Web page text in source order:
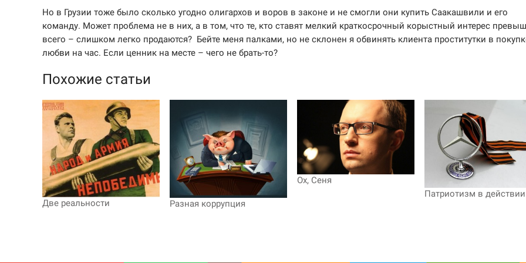
Но в Грузии тоже было сколько угодно олигархов и воров в законе и не смогли они купить Саакашвили и его
команду. Может проблема не в них, а в том, что те, кто ставят мелкий краткосрочный корыстный интерес
всего – слишком легко продаются? Бейте меня палками, но не склонен я обвинять клиента проститутки в
любви на час. Если ценник на месте – чего не брать-то?
Похожие статьи
Две реальности Разная коррупция
Ох, Сеня
Патриотизм в действии